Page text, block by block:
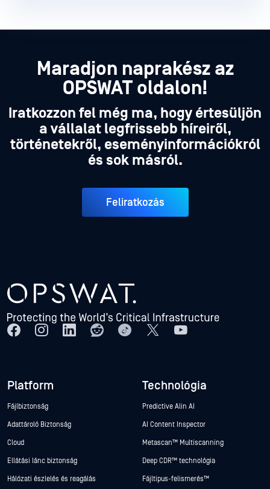
Maradjon naprakész az
OPSWAT oldalon!
Iratkozzon fel még ma, hogy értesüljön
a vállalat legfrissebb híreiről,
történetekről, eseményinformációkról
és sok másról.
Feliratkozás
Platform
Fájlbiztonság
Adattároló Biztonság
Cloud
Ellátási lánc biztonság
Hálózati észlelés és reagálás
Technológia
Predictive Alin AI
AI Content Inspector
Metascan™ Multiscanning
Deep CDR™ technológia
Fájltípus-felismerés™